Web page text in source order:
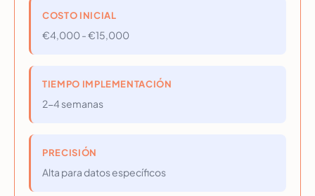
COSTO INICIAL
€4,000 - €15,000
TIEMPO IMPLEMENTACIÓN
2-4 semanas
PRECISIÓN
Alta para datos específicos